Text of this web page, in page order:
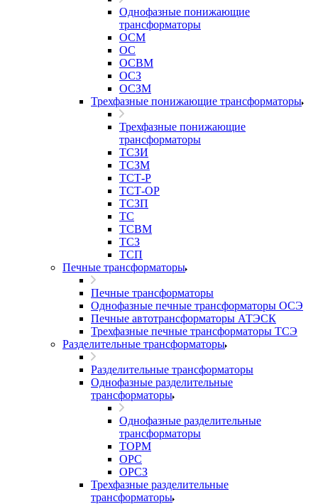
Однофазные понижающие
трансформаторы
ОСМ
ОС
ОСВМ
ОСЗ
ОСЗМ
Трехфазные понижающие трансформаторы
Трехфазные понижающие
трансформаторы
ТСЗИ
ТСЗМ
ТСТ-Р
ТСТ-ОР
ТСЗП
ТС
ТСВМ
ТСЗ
ТСП
Печные трансформаторы
Печные трансформаторы
Однофазные печные трансформаторы ОСЭ
Печные автотрансформаторы АТЭСК
Трехфазные печные трансформаторы ТСЭ
Разделительные трансформаторы
Разделительные трансформаторы
Однофазные разделительные
трансформаторы
Однофазные разделительные
трансформаторы
ТОРМ
ОРС
ОРСЗ
Трехфазные разделительные
трансформаторы